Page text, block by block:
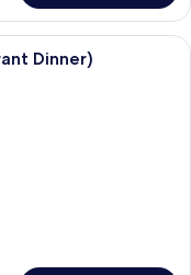
(Japanese 13.2sqm,
Dinner)